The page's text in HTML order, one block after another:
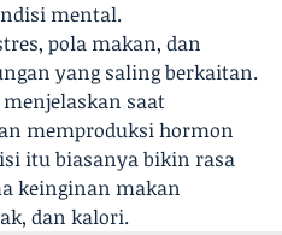
mental.
pola makan, dan
yang saling berkaitan.
saat
memproduksi hormon
itu biasanya bikin rasa
keinginan makan
dan kalori.